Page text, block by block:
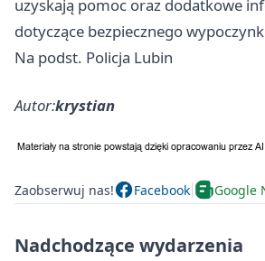
uzyskają pomoc oraz dodatkowe
dotyczące bezpiecznego
Na podst. Policja Lubin
Autor:krystian
Zaobserwuj nas! Facebook Google
Nadchodzące wydarzenia